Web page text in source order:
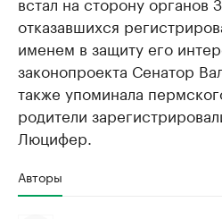
отказавшихся
именем в защиту его
законопроекта Сенатор
также упоминала
родители
Люцифер.
Авторы